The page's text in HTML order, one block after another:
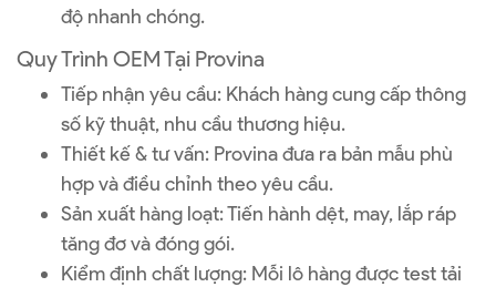
độ nhanh chóng.
Quy Trình OEM Tại Provina
Tiếp nhận yêu cầu: Khách hàng cung cấp thông
số kỹ thuật, nhu cầu thương hiệu.
Thiết kế & tư vấn: Provina đưa ra bản mẫu phù
hợp và điều chỉnh theo yêu cầu.
Sản xuất hàng loạt: Tiến hành dệt, may, lắp ráp
tăng đơ và đóng gói.
Kiểm định chất lượng: Mỗi lô hàng được test tải